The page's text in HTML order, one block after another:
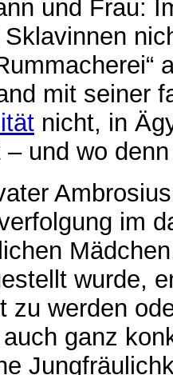
und Frau:
mit seiner
nicht, in
– und wo
im
wurde,
zu werden
ganz